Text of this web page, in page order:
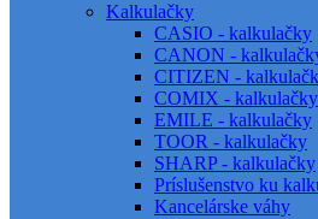
Kalkulačky
CASIO - kalkulačky
CANON -
CITIZEN -
COMIX - kalkulačky
EMILE - kalkulačky
TOOR - kalkulačky
SHARP - kalkulačky
Príslušenstvo ku
Kancelárske váhy